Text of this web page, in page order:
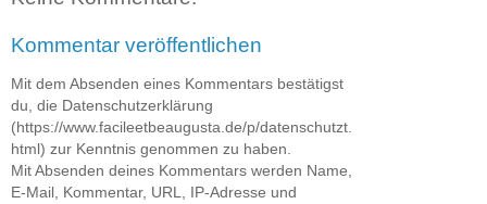
Kommentar veröffentlichen
Mit dem Absenden eines Kommentars bestätigst
du, die Datenschutzerklärung
(https://www.facileetbeaugusta.de/p/datenschutzt.
html) zur Kenntnis genommen zu haben.
Mit Absenden deines Kommentars werden Name,
E-Mail, Kommentar, URL, IP-Adresse und